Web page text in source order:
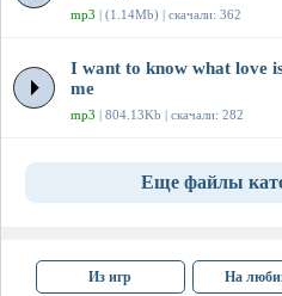
mp3 | (1.14Mb) | скачали: 362
I want to know what love
me
mp3 | 804.13Kb | скачали: 282
Еще файлы
Из игр На